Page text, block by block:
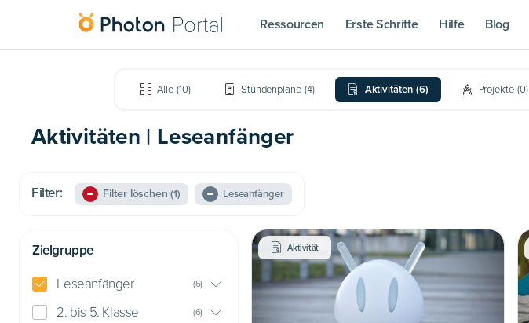
Ressourcen Erste Schritte Hilfe Blog
Alle (10) Stundenpläne (4) Aktivitäten (6) Projekte (0)
Aktivitäten | Leseanfänger
Filter: Filter löschen (1) Leseanfänger
Zielgruppe
Leseanfänger (6)
2. bis 5. Klasse (6)
Aktivität